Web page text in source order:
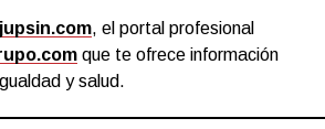
jupsin.com, el portal profesional
que te ofrece información
y salud.